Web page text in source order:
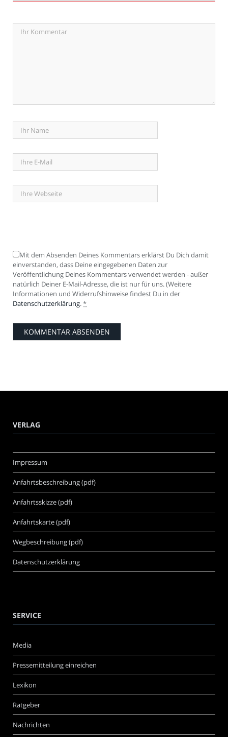
Mit dem Absenden Deines Kommentars erklärst Du Dich damit
einverstanden, dass Deine eingegebenen Daten zur
Veröffentlichung Deines Kommentars verwendet werden - außer
natürlich Deiner E-Mail-Adresse, die ist nur für uns. (Weitere
Informationen und Widerrufshinweise findest Du in der
Datenschutzerklärung.*
VERLAG
Impressum
Anfahrtsbeschreibung (pdf)
Anfahrtsskizze (pdf)
Anfahrtskarte (pdf)
Wegbeschreibung (pdf)
Datenschutzerklärung
SERVICE
Media
Pressemitteilung einreichen
Lexikon
Ratgeber
Nachrichten